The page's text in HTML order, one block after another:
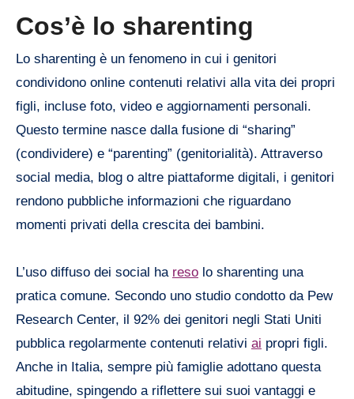
Cos’è lo sharenting
Lo sharenting è un fenomeno in cui i genitori
condividono online contenuti relativi alla vita dei propri
figli, incluse foto, video e aggiornamenti personali.
Questo termine nasce dalla fusione di “sharing”
(condividere) e “parenting” (genitorialità). Attraverso
social media, blog o altre piattaforme digitali, i genitori
rendono pubbliche informazioni che riguardano
momenti privati della crescita dei bambini.
L’uso diffuso dei social ha reso lo sharenting una
pratica comune. Secondo uno studio condotto da Pew
Research Center, il 92% dei genitori negli Stati Uniti
pubblica regolarmente contenuti relativi ai propri figli.
Anche in Italia, sempre più famiglie adottano questa
abitudine, spingendo a riflettere sui suoi vantaggi e